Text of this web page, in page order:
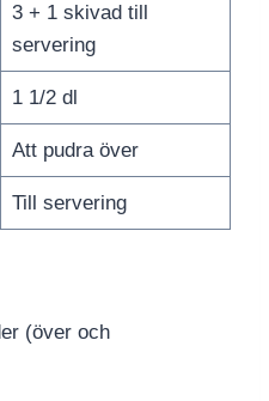
3 + 1 skivad till
servering
1 1/2 dl
Att pudra över
Till servering
(över och